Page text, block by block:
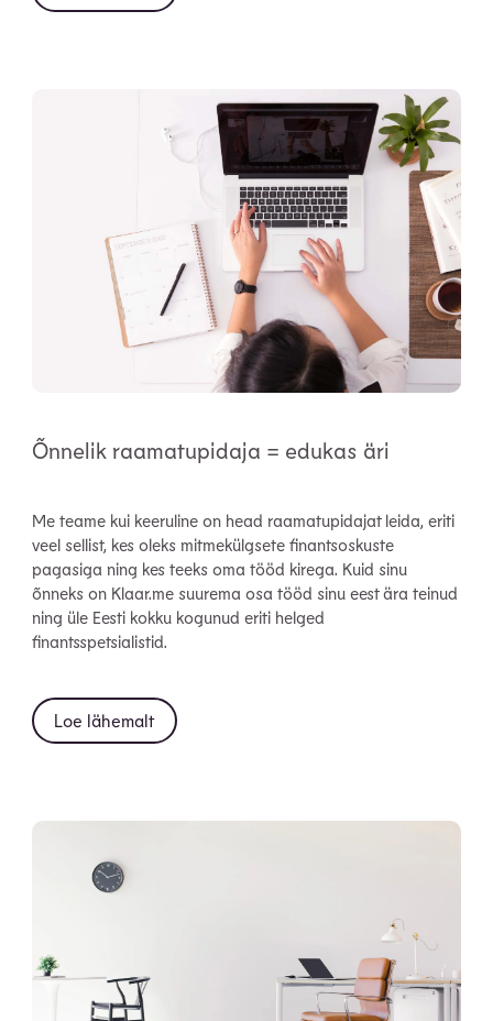
Õnnelik raamatupidaja = edukas äri
Me teame kui keeruline on head raamatupidajat leida, eriti
veel sellist, kes oleks mitmekülgsete finantsoskuste
pagasiga ning kes teeks oma tööd kirega. Kuid sinu
õnneks on Klaar.me suurema osa tööd sinu eest ära teinud
ning üle Eesti kokku kogunud eriti helged
finantsspetsialistid.
Loe lähemalt